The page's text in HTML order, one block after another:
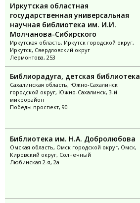
Иркутская областная
государственная универсальная
научная библиотека им. И.И.
Молчанова-Сибирского
Иркутская область, Иркутск городской округ,
Иркутск, Свердловский округ
Лермонтова, 253
Библиорадуга, детская библиотека
Сахалинская область, Южно-Сахалинск
городской округ, Южно-Сахалинск, 3-й
микрорайон
Победы проспект, 90
Библиотека им. Н.А. Добролюбова
Омская область, Омск городской округ, Омск,
Кировский округ, Солнечный
Любинская 2-я, 2а